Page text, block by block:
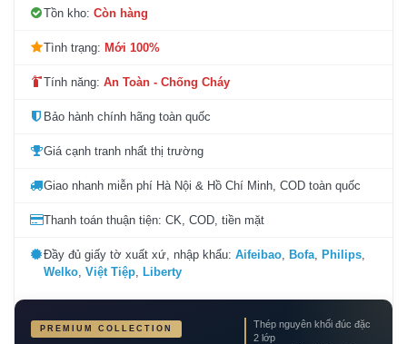
Tồn kho: Còn hàng
Tình trạng: Mới 100%
Tính năng: An Toàn - Chống Cháy
Bảo hành chính hãng toàn quốc
Giá cạnh tranh nhất thị trường
Giao nhanh miễn phí Hà Nội & Hồ Chí Minh, COD toàn quốc
Thanh toán thuận tiện: CK, COD, tiền mặt
Đầy đủ giấy tờ xuất xứ, nhập khẩu: Aifeibao Bofa Philips
Welko Việt Tiệp Liberty
PREMIUM COLLECTION
Thép nguyên khối đúc đặc
2 lớp